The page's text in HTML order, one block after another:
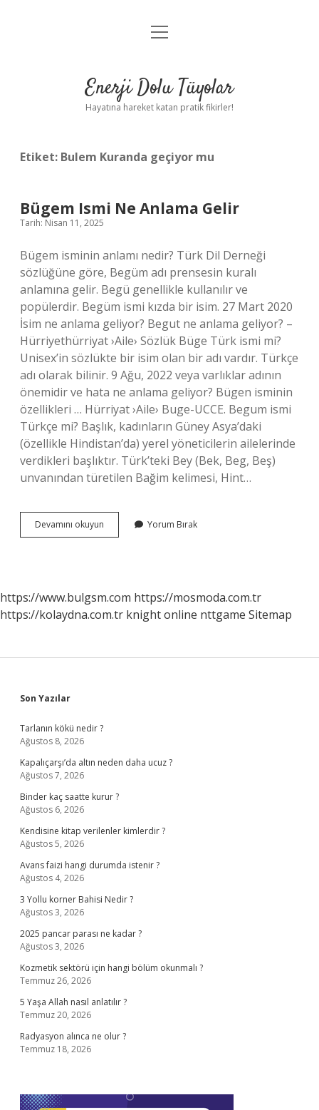
Anasayfa
Yasal Uyarı
menüyü
Enerji Dolu Tüyolar
Hayatına hareket katan pratik fikirler!
Etiket: Bulem Kuranda geçiyor mu
Bügem Ismi Ne Anlama Gelir
Tarih: Nisan 11, 2025
Bügem isminin anlamı nedir? Türk Dil Derneği
sözlüğüne göre, Begüm adı prensesin kuralı
anlamına gelir. Begü genellikle kullanılır ve
popülerdir. Begüm ismi kızda bir isim. 27 Mart 2020
İsim ne anlama geliyor? Begut ne anlama geliyor? –
Hürriyethürriyat ›Aile› Sözlük Büge Türk ismi mi?
Unisex’in sözlükte bir isim olan bir adı vardır. Türkçe
adı olarak bilinir. 9 Ağu, 2022 veya varlıklar adının
önemidir ve hata ne anlama geliyor? Bügen isminin
özellikleri … Hürriyat ›Aile› Buge-UCCE. Begum ismi
Türkçe mi? Başlık, kadınların Güney Asya’daki
(özellikle Hindistan’da) yerel yöneticilerin ailelerinde
verdikleri başlıktır. Türk’teki Bey (Bek, Beg, Beş)
unvanından türetilen Bağim kelimesi, Hint…
Devamını okuyun
Ismi
Yorum Bırak
https://www.bulgsm.com https://mosmoda.com.tr
https://kolaydna.com.tr knight online nttgame Sitemap
Sidebar
Son Yazılar
Tarlanın kökü nedir ?
Ağustos 8, 2026
Kapalıçarşı’da altın neden daha ucuz ?
Ağustos 7, 2026
Binder kaç saatte kurur ?
Ağustos 6, 2026
Kendisine kitap verilenler kimlerdir ?
Ağustos 5, 2026
Avans faizi hangi durumda istenir ?
Ağustos 4, 2026
3 Yollu korner Bahisi Nedir ?
Ağustos 3, 2026
2025 pancar parası ne kadar ?
Ağustos 3, 2026
Kozmetik sektörü için hangi bölüm okunmalı ?
Temmuz 26, 2026
5 Yaşa Allah nasıl anlatılır ?
Temmuz 20, 2026
Radyasyon alınca ne olur ?
Temmuz 18, 2026